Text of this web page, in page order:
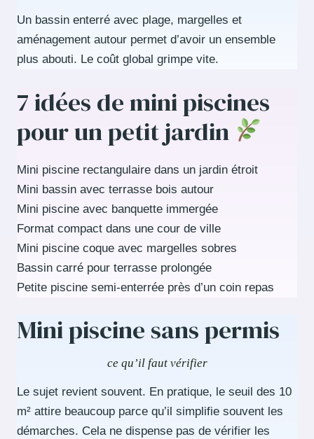
Un bassin enterré avec plage, margelles et
aménagement autour permet d’avoir un ensemble
plus abouti. Le coût global grimpe vite.
7 idées de mini piscines
pour un petit jardin
Mini piscine rectangulaire dans un jardin étroit
Mini bassin avec terrasse bois autour
Mini piscine avec banquette immergée
Format compact dans une cour de ville
Mini piscine coque avec margelles sobres
Bassin carré pour terrasse prolongée
Petite piscine semi-enterrée près d’un coin repas
Mini piscine sans permis
ce qu’il faut vérifier
Le sujet revient souvent. En pratique, le seuil des 10
m² attire beaucoup parce qu’il simplifie souvent les
démarches. Cela ne dispense pas de vérifier les